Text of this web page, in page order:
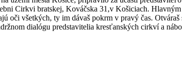
Cirkvi bratskej, Kováčska 31,v Košiciach.
oči všetkých, ty im dávaš pokrm v pravý čas.
dialógu predstavitelia kresťanských cirkví a